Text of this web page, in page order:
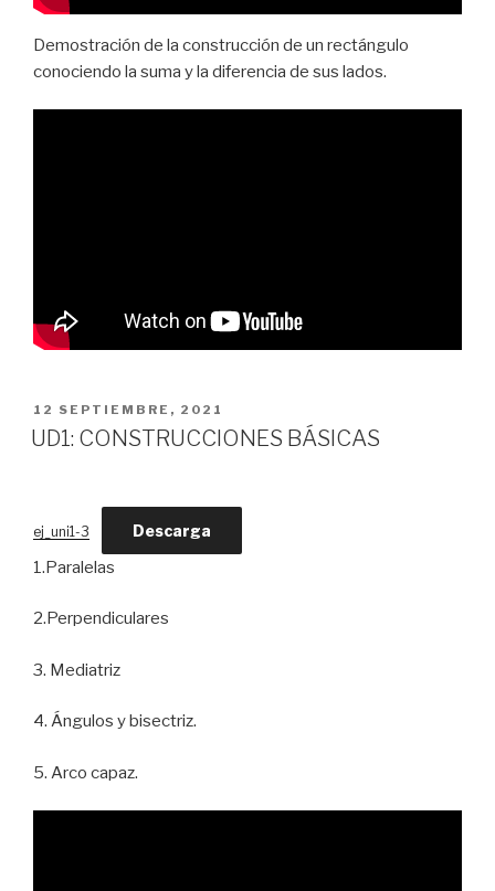
Demostración de la construcción de un rectángulo
conociendo la suma y la diferencia de sus lados.
PUBLICADO
EL
12 SEPTIEMBRE, 2021
UD1: CONSTRUCCIONES BÁSICAS
ej_uni1-3 Descarga
1.Paralelas
2.Perpendiculares
3. Mediatriz
4. Ángulos y bisectriz.
5. Arco capaz.